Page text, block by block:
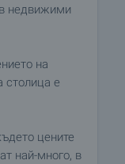
недвижими
на
столица е
цените
най-много, в